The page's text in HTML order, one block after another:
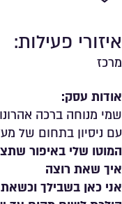
איזורי פעילות:
מרכז
אודות עסק:
שמי מנוחה ברכה
עם ניסיון בתחום של מעל 5 שנים בוגרת ביהס ירין
המוטו שלי באיפור
איך שאת רוצה